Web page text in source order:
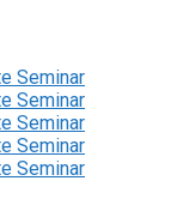
Seminar
Seminar
Seminar
Seminar
Seminar